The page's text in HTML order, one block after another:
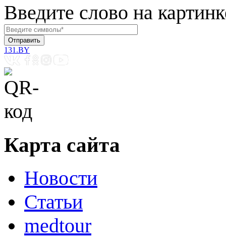
Введите слово на
131.BY
Карта сайта
Новости
Статьи
medtour